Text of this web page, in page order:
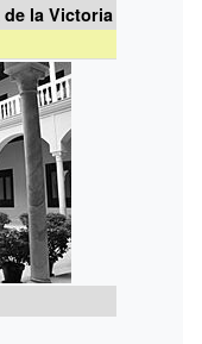
la Victoria